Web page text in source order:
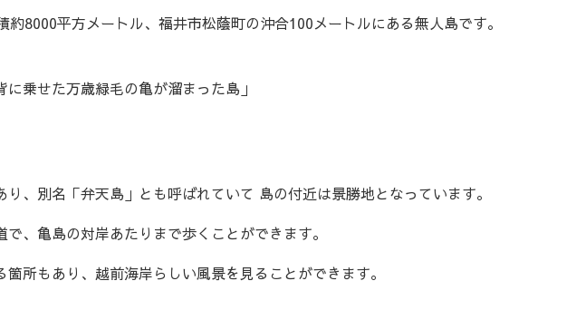
8000平方メートル、福井市松蔭町の沖合100メートルにある無人島です。
乗せた万歳緑毛の亀が溜まった島」
、別名「弁天島」とも呼ばれていて 島の付近は景勝地となっています。
、亀島の対岸あたりまで歩くことができます。
所もあり、越前海岸らしい風景を見ることができます。